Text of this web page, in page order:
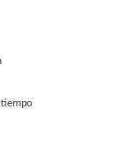
tiempo